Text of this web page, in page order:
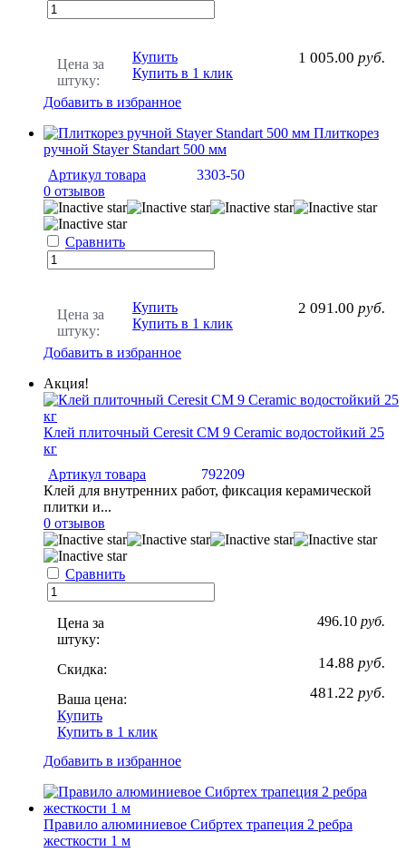
Цена за
штуку:
1 005.00 руб.
Купить
Купить в 1 клик
Добавить в избранное
Плиткорез
ручной Stayer Standart 500 мм
Артикул товара
3303-50
0 отзывов
Сравнить
Цена за
штуку:
2 091.00 руб.
Купить
Купить в 1 клик
Добавить в избранное
Акция!
Клей плиточный Ceresit CM 9 Ceramic водостойкий 25
кг
Артикул товара
792209
Клей для внутренних работ, фиксация керамической
плитки и...
0 отзывов
Сравнить
Цена за
штуку:
496.10 руб.
Скидка: 14.88 руб.
Ваша цена: 481.22 руб.
Купить
Купить в 1 клик
Добавить в избранное
Правило алюминиевое Сибртех трапеция 2 ребра
жесткости 1 м